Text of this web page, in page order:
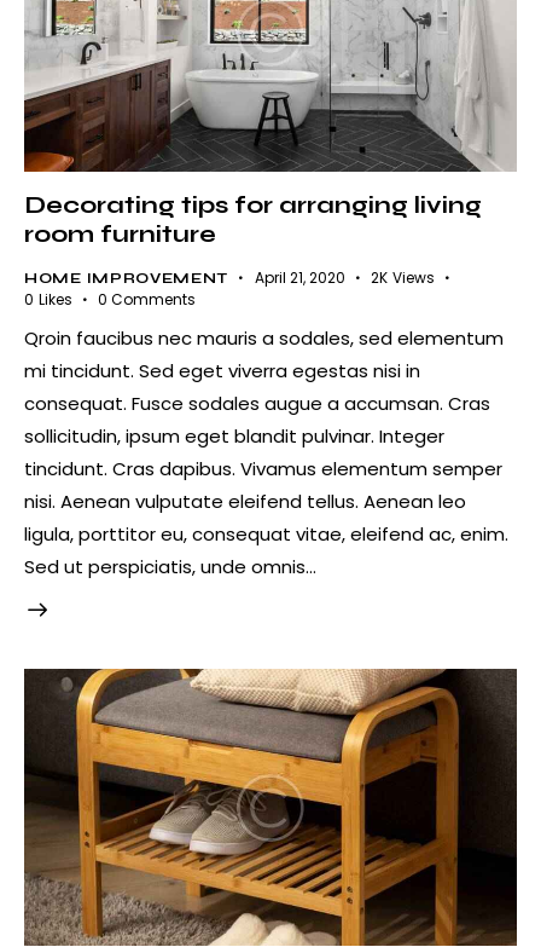
Decorating tips for arranging living
room furniture
HOME IMPROVEMENT April 21, 2020 2K Views
0 Likes 0 Comments
Qroin faucibus nec mauris a sodales, sed elementum
mi tincidunt. Sed eget viverra egestas nisi in
consequat. Fusce sodales augue a accumsan. Cras
sollicitudin, ipsum eget blandit pulvinar. Integer
tincidunt. Cras dapibus. Vivamus elementum semper
nisi. Aenean vulputate eleifend tellus. Aenean leo
ligula, porttitor eu, consequat vitae, eleifend ac, enim.
Sed ut perspiciatis, unde omnis…